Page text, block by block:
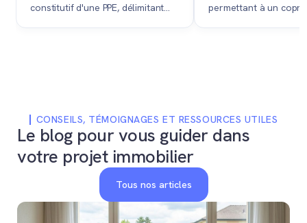
constitutif d'une PPE, délimitant
permettant à un
CONSEILS, TÉMOIGNAGES ET RESSOURCES UTILES
Le blog pour vous guider dans
votre projet immobilier
Tous nos articles